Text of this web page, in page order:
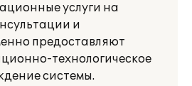
услуги на
и
предоставляют
технологическое
системы.